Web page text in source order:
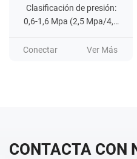
Clasificación de presión:
0,6-1,6 Mpa (2,5 Mpa/4,0
Conectar Ver Más
CONTACTA CON